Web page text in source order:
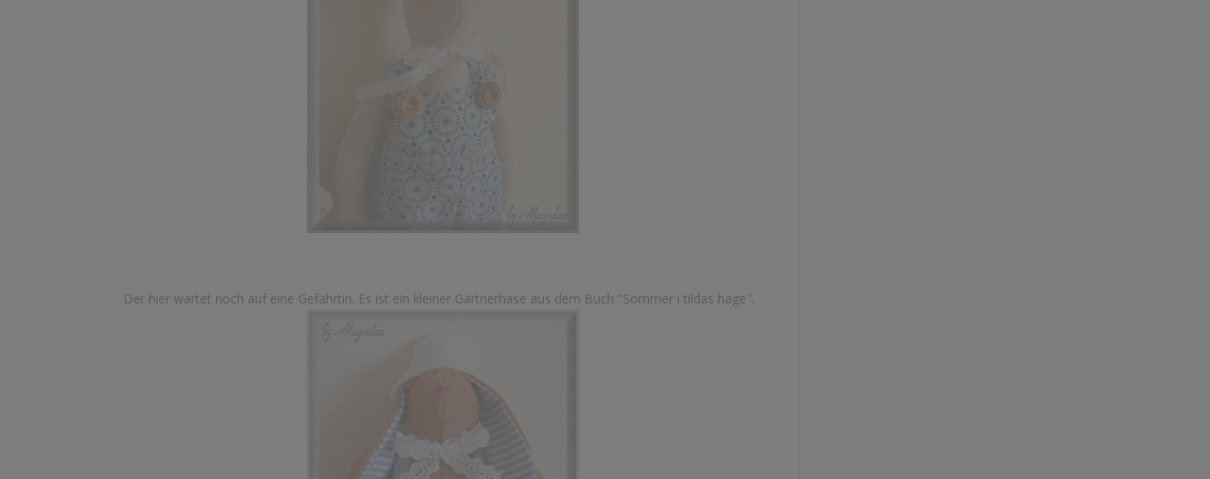
Der hier wartet noch auf eine Gefährtin. Es ist ein kleiner Gärtnerhase aus dem Buch "Sommer i tildas hage".